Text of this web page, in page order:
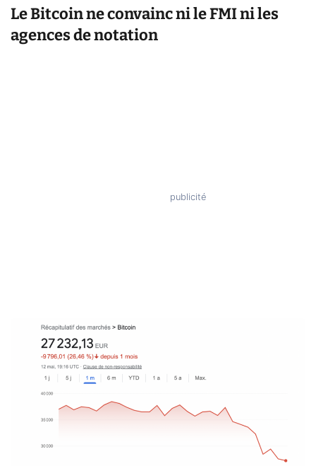
Le Bitcoin ne convainc ni le FMI ni les
agences de notation